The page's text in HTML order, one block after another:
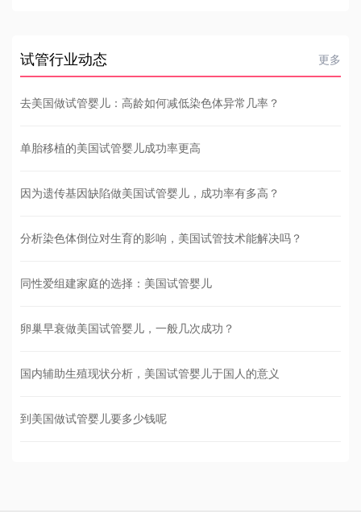
试管行业动态 更多
去美国做试管婴儿：高龄如何减低染色体异常几率？
单胎移植的美国试管婴儿成功率更高
因为遗传基因缺陷做美国试管婴儿，成功率有多高？
分析染色体倒位对生育的影响，美国试管技术能解决吗？
同性爱组建家庭的选择：美国试管婴儿
卵巢早衰做美国试管婴儿，一般几次成功？
国内辅助生殖现状分析，美国试管婴儿于国人的意义
到美国做试管婴儿要多少钱呢